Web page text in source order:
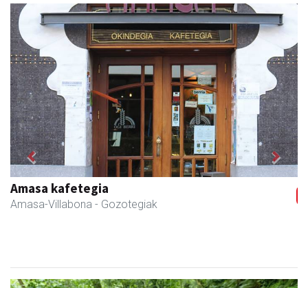
Amasa kafetegia
Amasa-Villabona - Gozotegiak
Previous Next